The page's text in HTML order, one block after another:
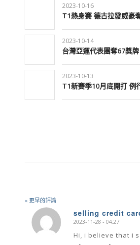
2023-10-16
T1熱身賽 德古拉發威豪
2023-10-14
台灣亞運代表團奪67獎
2023-10-13
T1新賽季10月底開打 例
« 更早的評論
selling credit
says:
2023-11-28 - 04:27
Hi, i believe that i